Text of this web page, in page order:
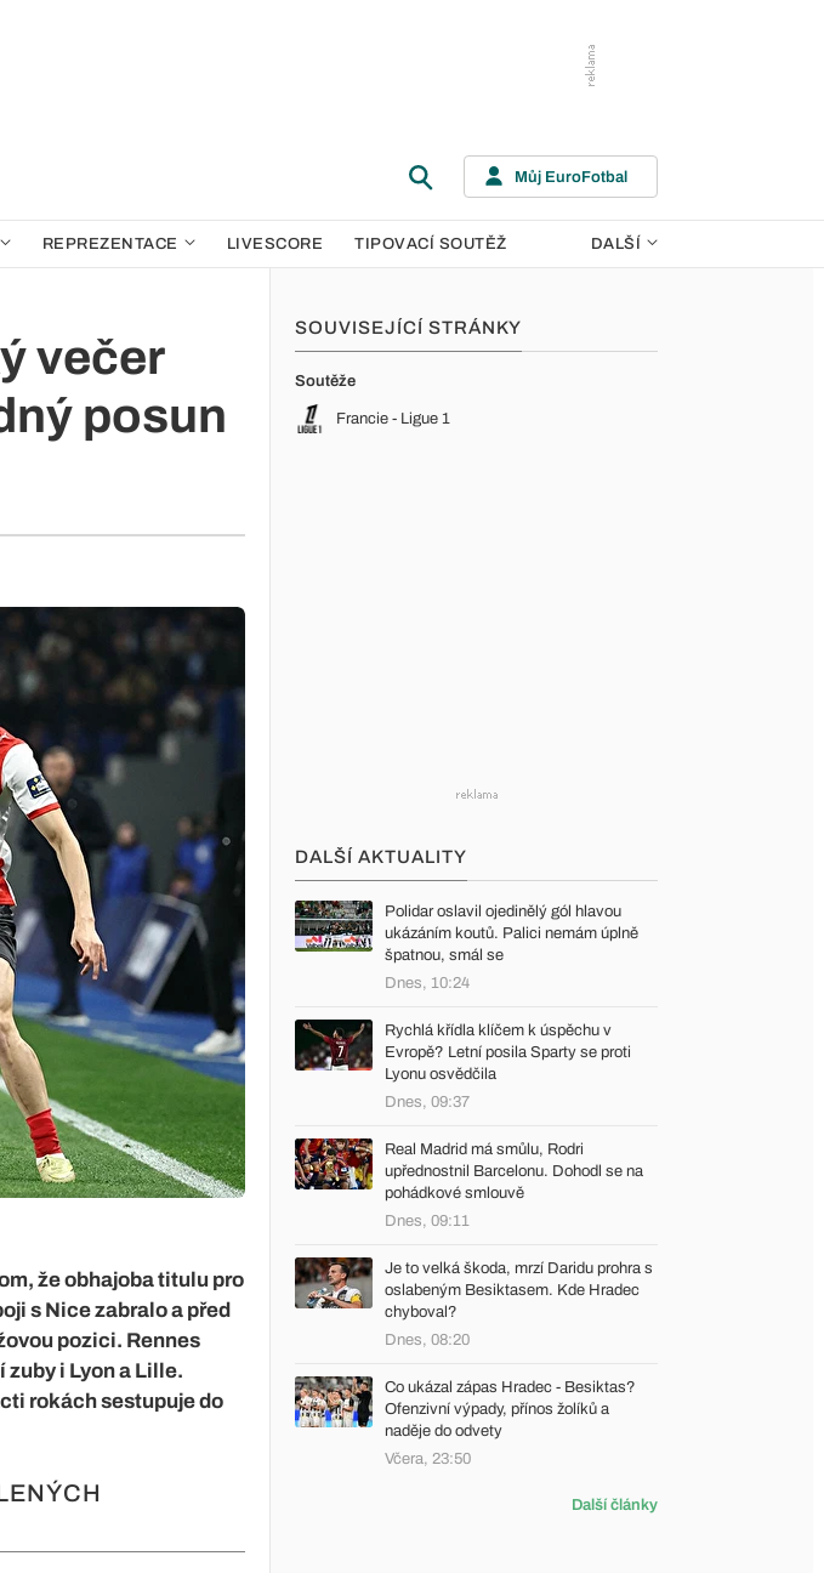
Můj EuroFotbal
REPREZENTACE LIVESCORE TIPOVACÍ SOUTĚŽ DALŠÍ
večer
posun
že obhajoba titulu pro
s Nice zabralo a před
pozici. Rennes
i Lyon a Lille.
rokách sestupuje do
SOUVISEJÍCÍ STRÁNKY
Soutěže
Francie - Ligue 1
DALŠÍ AKTUALITY
Polidar oslavil ojedinělý gól hlavou
ukázáním koutů. Palici nemám úplně
špatnou, smál se
Dnes, 10:24
Rychlá křídla klíčem k úspěchu v
Evropě? Letní posila Sparty se proti
Lyonu osvědčila
Dnes, 09:37
Real Madrid má smůlu, Rodri
upřednostnil Barcelonu. Dohodl se na
pohádkové smlouvě
Dnes, 09:11
Je to velká škoda, mrzí Daridu prohra s
oslabeným Besiktasem. Kde Hradec
chyboval?
Dnes, 08:20
Co ukázal zápas Hradec - Besiktas?
Ofenzivní výpady, přínos žolíků a
naděje do odvety
Včera, 23:50
Další články